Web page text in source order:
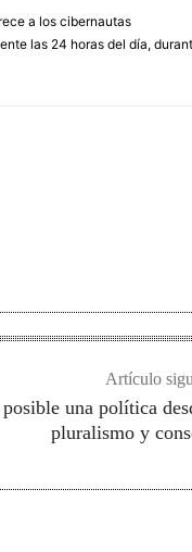
a los cibernautas
las 24 horas del día,
Artículo
una política
pluralismo y